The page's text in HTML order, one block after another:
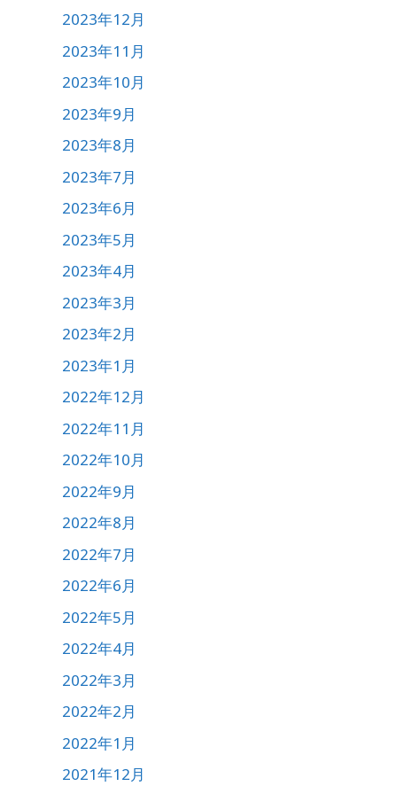
2023年12月
2023年11月
2023年10月
2023年9月
2023年8月
2023年7月
2023年6月
2023年5月
2023年4月
2023年3月
2023年2月
2023年1月
2022年12月
2022年11月
2022年10月
2022年9月
2022年8月
2022年7月
2022年6月
2022年5月
2022年4月
2022年3月
2022年2月
2022年1月
2021年12月